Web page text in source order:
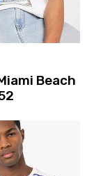
Beach